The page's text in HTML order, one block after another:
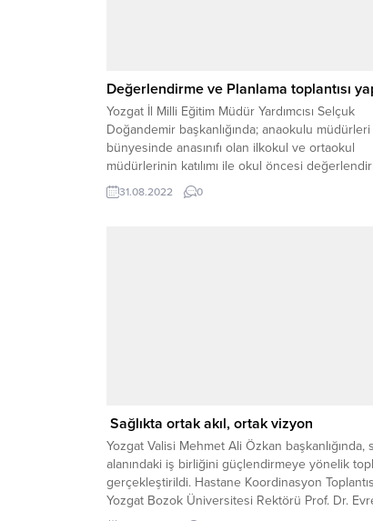
Değerlendirme ve Planlama toplantısı
Yozgat İl Milli Eğitim Müdür Yardımcısı Selçuk
Doğandemir başkanlığında; anaokulu
bünyesinde anasınıfı olan ilkokul ve ortaokul
müdürlerinin katılımı ile okul öncesi
planlama toplantısı yapıldı.
31.08.2022 0
Sağlıkta ortak akıl, ortak vizyon
Yozgat Valisi Mehmet Ali Özkan başkanlığında,
alanındaki iş birliğini güçlendirmeye yönelik
gerçekleştirildi. Hastane Koordinasyon
Yozgat Bozok Üniversitesi Rektörü Prof. Dr.